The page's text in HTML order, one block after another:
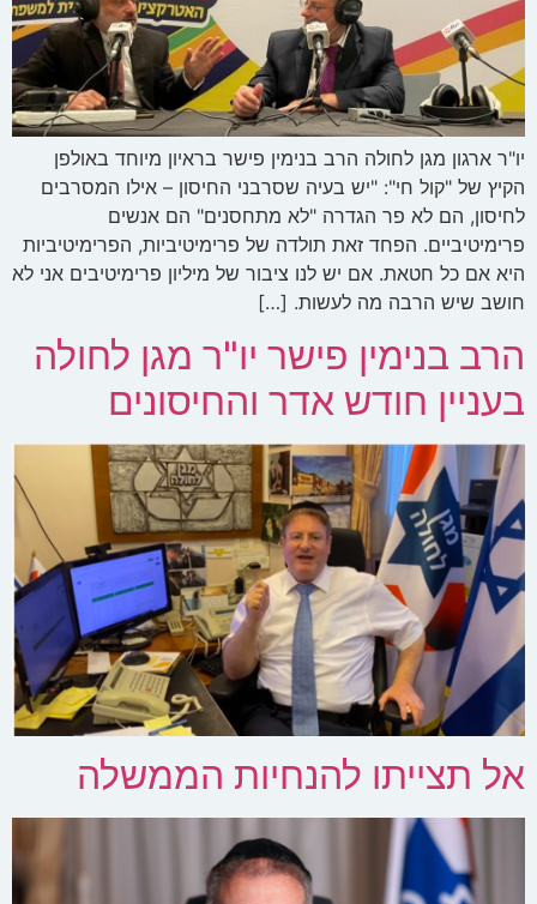
יו"ר ארגון מגן לחולה הרב בנימין פישר בראיון מיוחד באולפן
הקיץ של "קול חי": "יש בעיה שסרבני החיסון – אילו המסרבים
לחיסון, הם לא פר הגדרה "לא מתחסנים" הם אנשים
פרימיטיביים. הפחד זאת תולדה של פרימיטיביות, הפרימיטיביות
היא אם כל חטאת. אם יש לנו ציבור של מיליון פרימיטיבים אני לא
חושב שיש הרבה מה לעשות. […]
הרב בנימין פישר יו"ר מגן לחולה
בעניין חודש אדר והחיסונים
אל תצייתו להנחיות הממשלה